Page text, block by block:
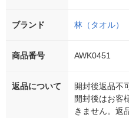
ブランド 林（タオル）
商品番号 AWK0451
返品について
開封後返品不
開封後はお客
きません。返